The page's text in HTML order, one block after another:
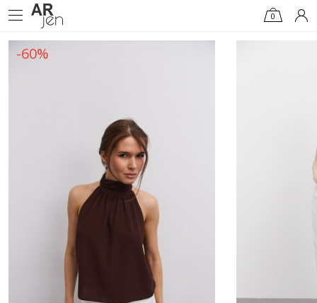
0
-60%